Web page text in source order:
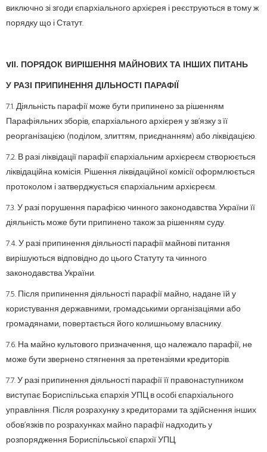
виключно зі згоди єпархіального архієрея і реєструються в тому ж
порядку що і Статут.
VІІ. ПОРЯДОК ВИРІШЕННЯ МАЙНОВИХ ТА ІНШИХ ПИТАНЬ
У РАЗІ ПРИПИНЕННЯ ДІЛЬНОСТІ ПАРАФІЇ
7.1. Діяльність парафії може бути припинено за рішенням
Парафіяльних зборів, єпархіального архієрея у зв’язку з її
реорганізацією (поділом, злиттям, приєднанням) або ліквідацією.
7.2. В разі ліквідації парафії єпархіальним архієреєм створюється
ліквідаційна комісія. Рішення ліквідаційної комісії оформлюється
протоколом і затверджується єпархіальним архієреєм.
7.3. У разі порушення парафією чинного законодавства України її
діяльність може бути припинено також за рішенням суду.
7.4. У разі припинення діяльності парафії майнові питання
вирішуються відповідно до цього Статуту та чинного
законодавства України.
7.5. Після припинення діяльності парафії майно, надане їй у
користування державними, громадськими організаціями або
громадянами, повертається його колишньому власнику.
7.6. На майно культового призначення, що належало парафії, не
може бути звернено стягнення за претензіями кредиторів.
7.7. У разі припинення діяльності парафії її правонаступником
виступає Бориспільська єпархія УПЦ в особі єпархіального
управління. Після розрахунку з кредиторами та здійснення інших
обов’язків по розрахунках майно парафії надходить у
розпорядження Бориспільської єпархії УПЦ.